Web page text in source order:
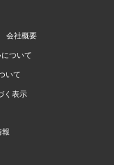
会社概要
ついて
いて
く表示
報